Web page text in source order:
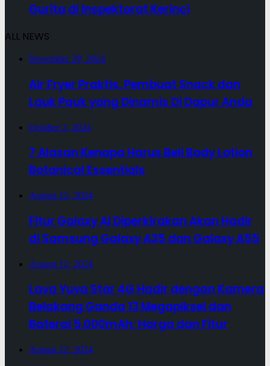
Gurita di Inspektorat Kerinci
ALL NEWS
November 29, 2024
Air Fryer Praktis, Pembuat Snack dan
Lauk Pauk yang Dinamis Di Dapur Anda
October 2, 2024
7 Alasan Kenapa Harus Beli Body Lotion
Botanical Essentials
August 12, 2024
Fitur Galaxy AI Diperkirakan Akan Hadir
di Samsung Galaxy A35 dan Galaxy A55
August 12, 2024
Lava Yuva Star 4G Hadir dengan Kamera
Belakang Ganda 13 Megapiksel dan
Baterai 5.000mAh: Harga dan Fitur
August 12, 2024